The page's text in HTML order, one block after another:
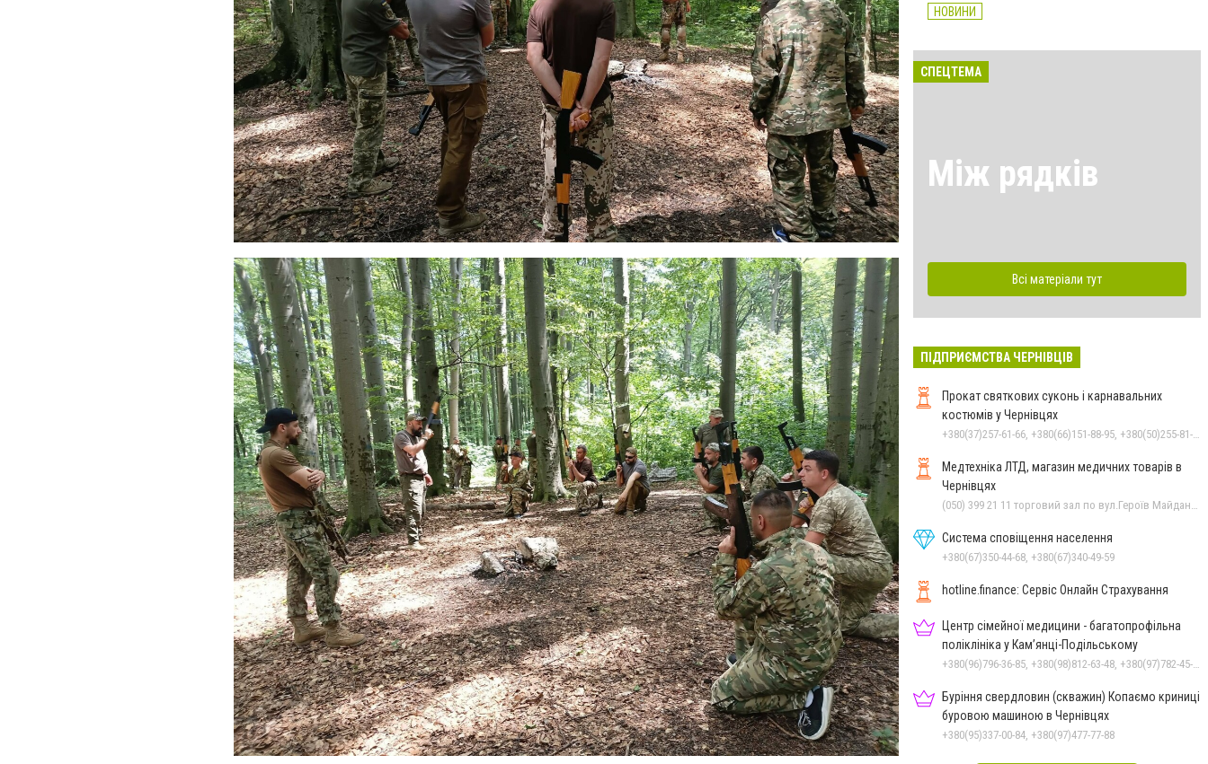
НОВИНИ
СПЕЦТЕМА
Між рядків
Всі матеріали тут
ПІДПРИЄМСТВА ЧЕРНІВЦІВ
Прокат святкових суконь і карнавальних
костюмів у Чернівцях
Медтехніка ЛТД, магазин медичних товарів в
Чернівцях
Система сповіщення населення
+380(67)350-44-68, +380(67)340-49-59
hotline.finance: Сервіс Онлайн Страхування
Центр сімейної медицини - багатопрофільна
поліклініка у Кам’янці-Подільському
Буріння свердловин (скважин) Копаємо криниці
буровою машиною в Чернівцях
+380(95)337-00-84, +380(97)477-77-88